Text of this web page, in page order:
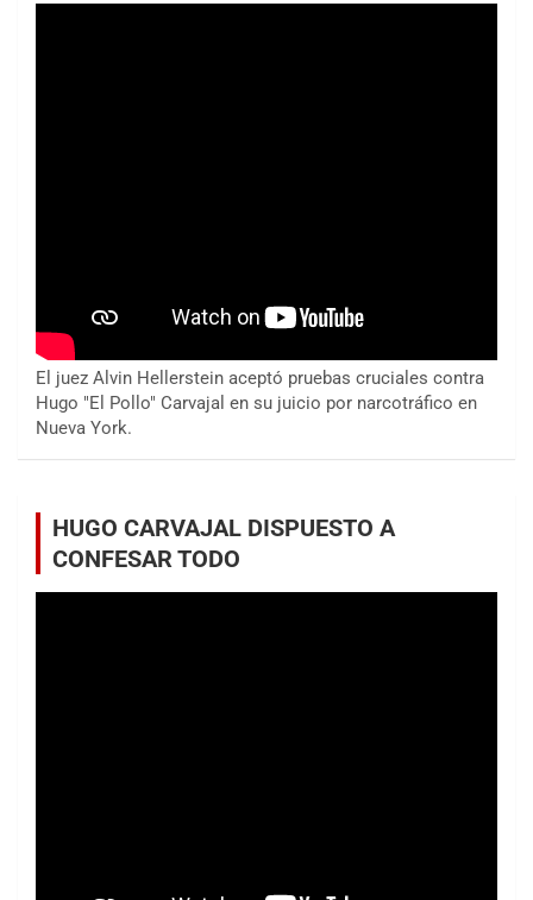
El juez Alvin Hellerstein aceptó pruebas cruciales contra
Hugo "El Pollo" Carvajal en su juicio por narcotráfico en
Nueva York.
HUGO CARVAJAL DISPUESTO A
CONFESAR TODO